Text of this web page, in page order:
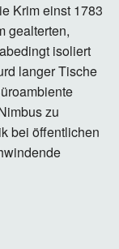
Krim einst 1783
gealterten,
isoliert
langer Tische
zu
bei öffentlichen